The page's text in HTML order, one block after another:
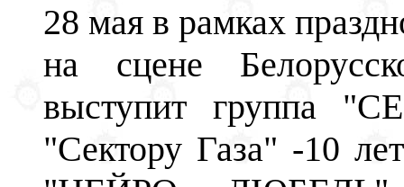
28 мая в рамках
на сцене
выступит группа
"Сектору Газа" -10